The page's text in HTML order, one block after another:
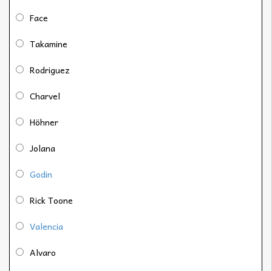
Face
Takamine
Rodriguez
Charvel
Höhner
Jolana
Godin
Rick Toone
Valencia
Alvaro